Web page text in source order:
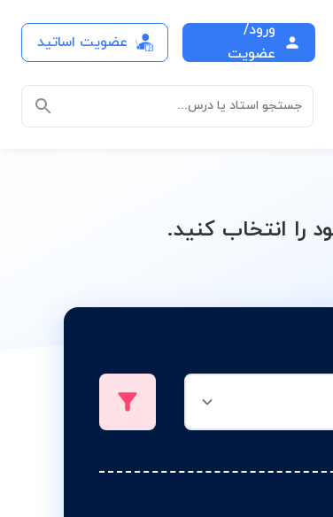
ورود/
عضویت
عضویت اساتید
جستجو استاد یا درس...
انتخاب کنید.